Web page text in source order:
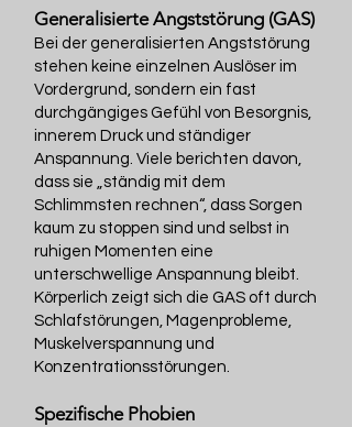
Generalisierte Angststörung (GAS)
Bei der generalisierten Angststörung
stehen keine einzelnen Auslöser im
Vordergrund, sondern ein fast
durchgängiges Gefühl von Besorgnis,
innerem Druck und ständiger
Anspannung. Viele berichten davon,
dass sie „ständig mit dem
Schlimmsten rechnen“, dass Sorgen
kaum zu stoppen sind und selbst in
ruhigen Momenten eine
unterschwellige Anspannung bleibt.
Körperlich zeigt sich die GAS oft durch
Schlafstörungen, Magenprobleme,
Muskelverspannung und
Konzentrationsstörungen.
Spezifische Phobien